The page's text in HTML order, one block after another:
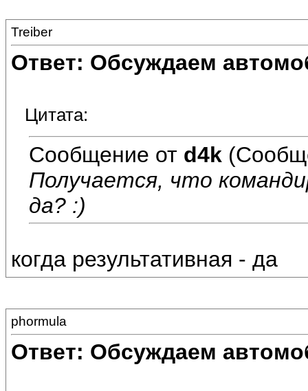
Treiber
Ответ: Обсуждаем
Цитата:
Сообщение от d4k
Получается, что
да? :)
когда результативная - да
phormula
Ответ: Обсуждаем